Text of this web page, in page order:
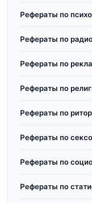
Рефераты по
Рефераты по
Рефераты по
Рефераты по
Рефераты по
Рефераты по
Рефераты по
Рефераты по